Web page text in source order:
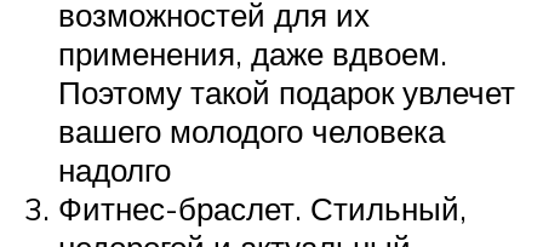
возможностей для их
применения, даже вдвоем.
Поэтому такой подарок увлечет
вашего молодого человека
надолго
Фитнес-браслет. Стильный,